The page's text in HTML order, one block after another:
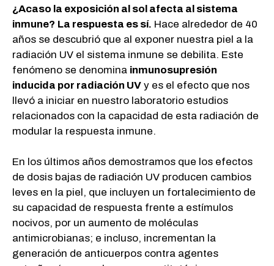
¿Acaso la exposición al sol afecta al sistema
inmune? La respuesta es sí. Hace alrededor de 40
años se descubrió que al exponer nuestra piel a la
radiación UV el sistema inmune se debilita. Este
fenómeno se denomina inmunosupresión
inducida por radiación UV y es el efecto que nos
llevó a iniciar en nuestro laboratorio estudios
relacionados con la capacidad de esta radiación de
modular la respuesta inmune.
En los últimos años demostramos que los efectos
de dosis bajas de radiación UV producen cambios
leves en la piel, que incluyen un fortalecimiento de
su capacidad de respuesta frente a estímulos
nocivos, por un aumento de moléculas
antimicrobianas; e incluso, incrementan la
generación de anticuerpos contra agentes